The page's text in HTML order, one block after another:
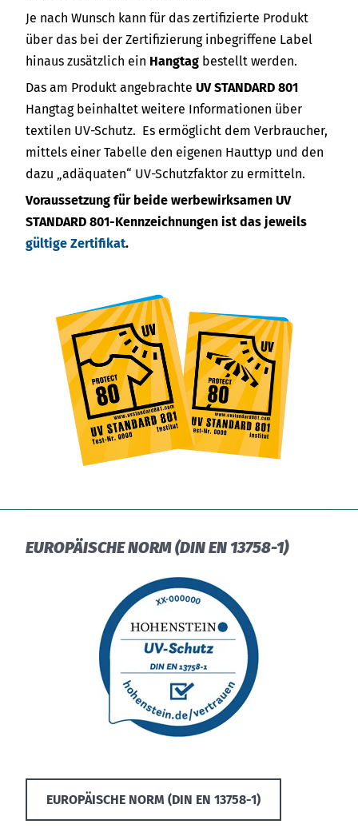
Je nach Wunsch kann für das zertifizierte Produkt
über das bei der Zertifizierung inbegriffene Label
hinaus zusätzlich ein Hangtag bestellt werden.
Das am Produkt angebrachte UV STANDARD 801
Hangtag beinhaltet weitere Informationen über
textilen UV-Schutz. Es ermöglicht dem Verbraucher,
mittels einer Tabelle den eigenen Hauttyp und den
dazu „adäquaten“ UV-Schutzfaktor zu ermitteln.
Voraussetzung für beide werbewirksamen UV
STANDARD 801-Kennzeichnungen ist das jeweils
gültige Zertifikat.
EUROPÄISCHE NORM (DIN EN 13758-1)
EUROPÄISCHE NORM (DIN EN 13758-1)